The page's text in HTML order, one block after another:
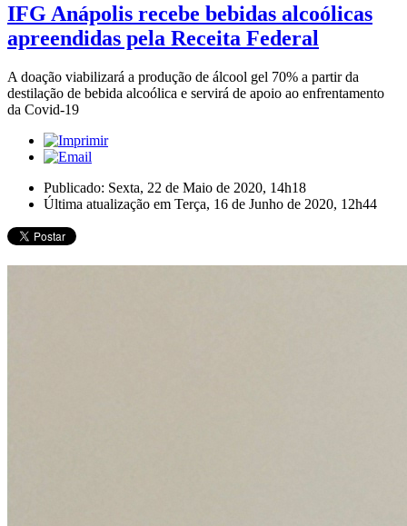
IFG Anápolis recebe bebidas alcoólicas
apreendidas pela Receita Federal
A doação viabilizará a produção de álcool gel 70% a partir da
destilação de bebida alcoólica e servirá de apoio ao enfrentamento
da Covid-19
Publicado: Sexta, 22 de Maio de 2020, 14h18
Última atualização em Terça, 16 de Junho de 2020, 12h44